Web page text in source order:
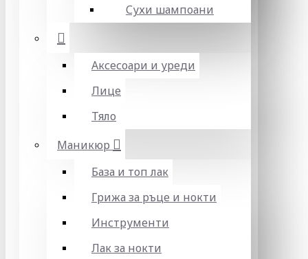
Сухи шампоани
Аксесоари и уреди
Лице
Тяло
Маникюр
База и топ лак
Грижа за ръце и нокти
Инструменти
Лак за нокти